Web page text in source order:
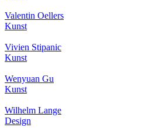
Valentin Oellers
Kunst
Vivien Stipanic
Kunst
Wenyuan Gu
Kunst
Wilhelm Lange
Design